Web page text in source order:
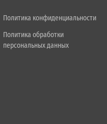
Политика конфиденциальности
Политика обработки
персональных данных